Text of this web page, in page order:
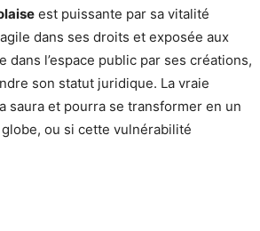
est puissante par sa vitalité
dans ses droits et exposée aux
l’espace public par ses créations,
son statut juridique. La vraie
saura et pourra se transformer en un
ou si cette vulnérabilité